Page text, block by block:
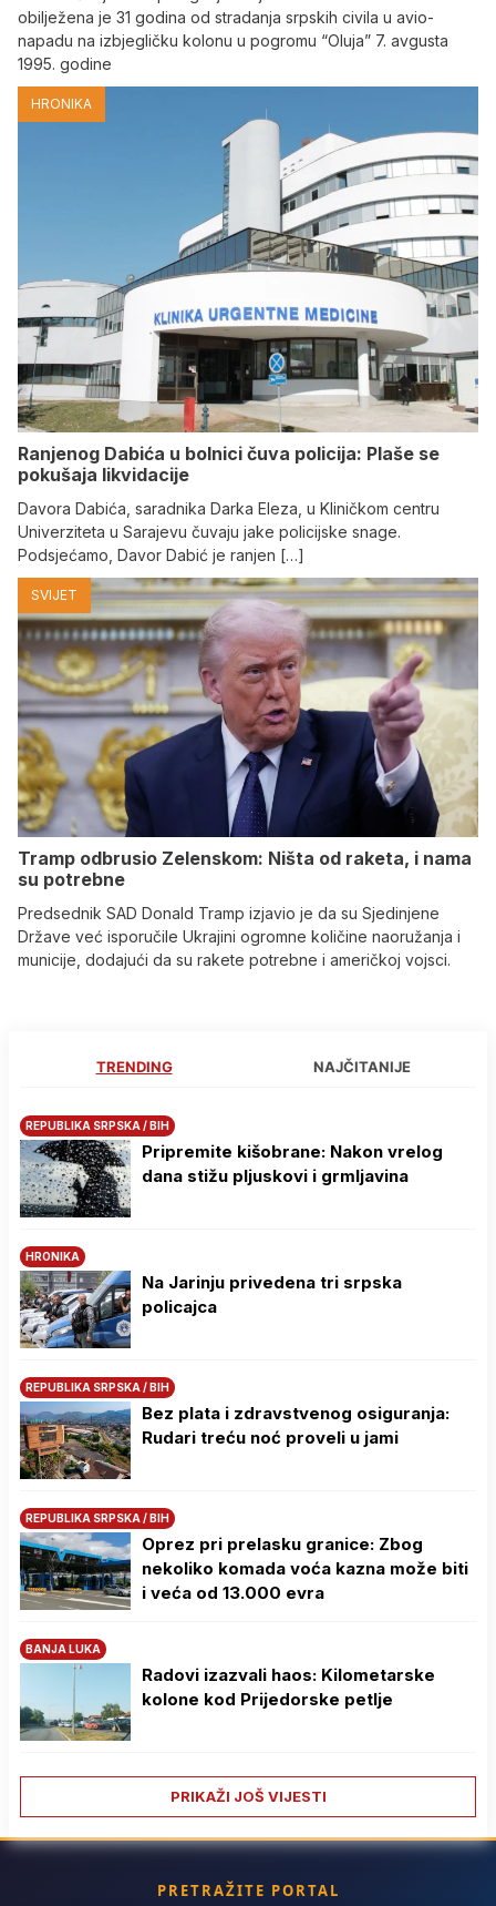
obilježena je 31 godina od stradanja srpskih civila u avio-
napadu na izbjegličku kolonu u pogromu “Oluja” 7. avgusta
1995. godine
HRONIKA
Ranjenog Dabića u bolnici čuva policija: Plaše se
pokušaja likvidacije
Davora Dabića, saradnika Darka Eleza, u Kliničkom centru
Univerziteta u Sarajevu čuvaju jake policijske snage.
Podsjećamo, Davor Dabić je ranjen […]
SVIJET
Tramp odbrusio Zelenskom: Ništa od raketa, i nama
su potrebne
Predsednik SAD Donald Tramp izjavio je da su Sjedinjene
Države već isporučile Ukrajini ogromne količine naoružanja i
municije, dodajući da su rakete potrebne i američkoj vojsci.
TRENDING NAJČITANIJE
REPUBLIKA SRPSKA / BIH
Pripremite kišobrane: Nakon vrelog
dana stižu pljuskovi i grmljavina
HRONIKA
Na Јarinju privedena tri srpska
policajca
REPUBLIKA SRPSKA / BIH
Bez plata i zdravstvenog osiguranja:
Rudari treću noć proveli u jami
REPUBLIKA SRPSKA / BIH
Oprez pri prelasku granice: Zbog
nekoliko komada voća kazna može biti
i veća od 13.000 evra
BANJA LUKA
Radovi izazvali haos: Kilometarske
kolone kod Prijedorske petlje
PRIKAŽI JOŠ VIJESTI
PRETRAŽITE PORTAL